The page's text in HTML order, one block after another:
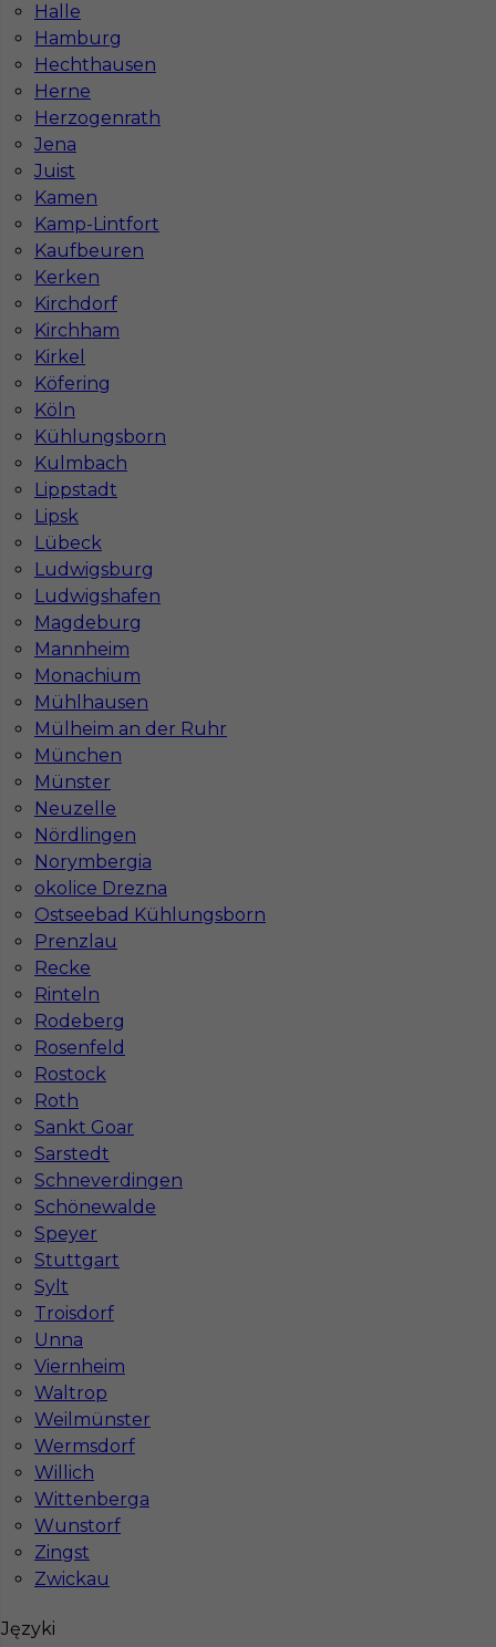
Halle
Hamburg
Hechthausen
Herne
Herzogenrath
Jena
Juist
Kamen
Kamp-Lintfort
Kaufbeuren
Kerken
Kirchdorf
Kirchham
Kirkel
Köfering
Köln
Kühlungsborn
Kulmbach
Lippstadt
Lipsk
Lübeck
Ludwigsburg
Ludwigshafen
Magdeburg
Mannheim
Monachium
Mühlhausen
Mülheim an der Ruhr
München
Münster
Neuzelle
Nördlingen
Norymbergia
okolice Drezna
Ostseebad Kühlungsborn
Prenzlau
Recke
Rinteln
Rodeberg
Rosenfeld
Rostock
Roth
Sankt Goar
Sarstedt
Schneverdingen
Schönewalde
Speyer
Stuttgart
Sylt
Troisdorf
Unna
Viernheim
Waltrop
Weilmünster
Wermsdorf
Willich
Wittenberga
Wunstorf
Zingst
Zwickau
Języki
Wymagane języki
Stawka 17 - 19 € / h
Lakiernik samochodowy - praca w Niemczech
(bez znajomości języka)
Kategoria Lakiernik
Lokalizacja Niemcy
Wymagane języki
Stawka
Blacharz samochodowy - praca w Niemczech
(bez znajomości języka)
Kategoria
Lakiernik
Lokalizacja Niemcy
Wymagane języki Bez języka
Stawka 4000 - € / msc
Drogowiec - praca w Niemczech
Kategoria
Lokalizacja Niemcy
Wymagane języki
komunikatywny
Stawka 17 - 19